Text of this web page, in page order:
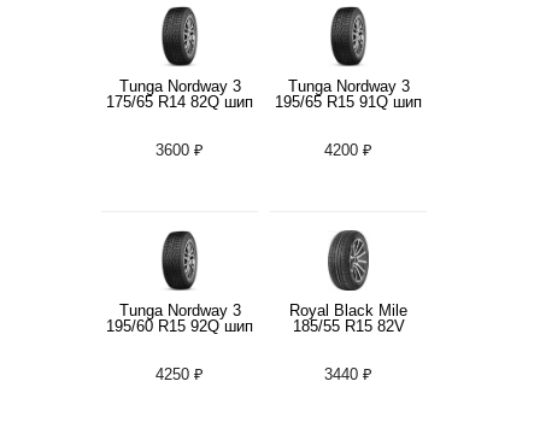
Tunga Nordway 3
175/65 R14 82Q шип
3600 ₽
Tunga Nordway 3
195/65 R15 91Q шип
4200 ₽
Tunga Nordway 3
195/60 R15 92Q шип
4250 ₽
Royal Black Mile
185/55 R15 82V
3440 ₽